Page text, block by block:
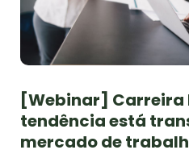
[Webinar] Carreira
tendência está
mercado de